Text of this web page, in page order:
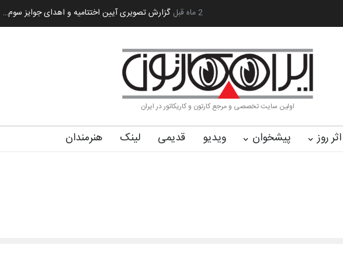
به یاد اردوغان باشول (۱۹۳۶–۲۰۲۶) رویداد کارگاهی کارتون و پوستر «ایران سربلند»…
2 ماه قبل
اولین سایت تخصصی و مرجع کارتون و کاریکاتور در ایران
اثر روز پیشخوان ویدیو قدیمی لینک هنرمندان